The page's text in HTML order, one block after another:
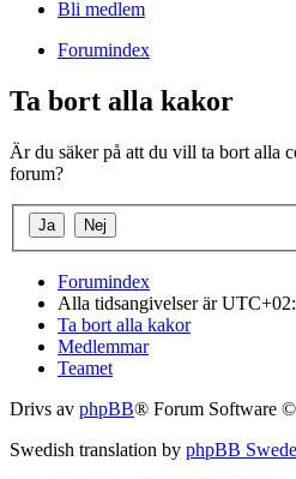
Bli medlem
Forumindex
Ta bort alla kakor
Är du säker på att du vill ta bort alla
forum?
Forumindex
Alla tidsangivelser är
Ta bort alla kakor
Medlemmar
Teamet
Drivs av phpBB® Forum Software
Swedish translation by phpBB